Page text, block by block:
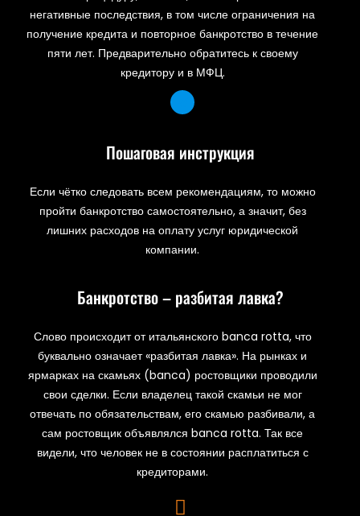
негативные последствия, в том числе ограничения на
получение кредита и повторное банкротство в течение
пяти лет. Предварительно обратитесь к своему
кредитору и в МФЦ.
Пошаговая инструкция
Если чётко следовать всем рекомендациям, то можно
пройти банкротство самостоятельно, а значит, без
лишних расходов на оплату услуг юридической
компании.
Банкротство – разбитая лавка?
Слово происходит от итальянского banca rotta, что
буквально означает «разбитая лавка». На рынках и
ярмарках на скамьях (banca) ростовщики проводили
свои сделки. Если владелец такой скамьи не мог
отвечать по обязательствам, его скамью разбивали, а
сам ростовщик объявлялся banca rotta. Так все
видели, что человек не в состоянии расплатиться с
кредиторами.